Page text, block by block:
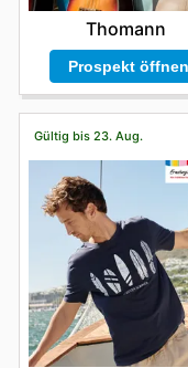
Thomann
Prospekt öffnen
Gültig bis 23. Aug.